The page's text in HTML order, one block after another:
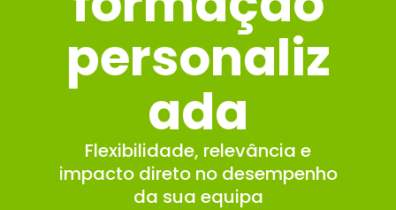
personaliz
ada
Flexibilidade, relevância e
impacto direto no desempenho
da sua equipa